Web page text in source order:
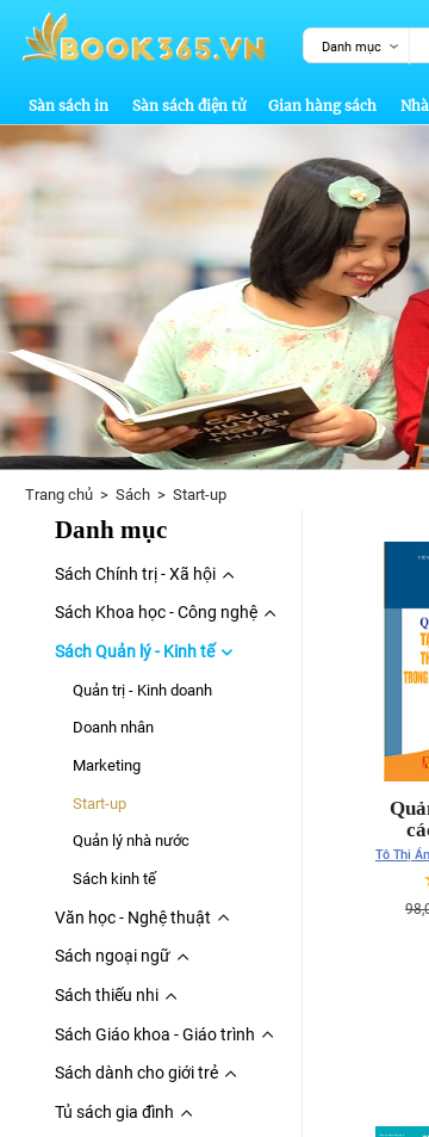
Danh mục
Sàn sách in Sàn sách điện tử Gian hàng sách
Trang chủ> Sách> Start-up
Danh mục
Sách Chính trị - Xã hội
Sách Khoa học - Công nghệ
Sách Quản lý - Kinh tế
Quản trị - Kinh doanh
Doanh nhân
Marketing
Start-up
Quản lý nhà nước
Sách kinh tế
Văn học - Nghệ thuật
Sách ngoại ngữ
Sách thiếu nhi
Sách Giáo khoa - Giáo trình
Sách dành cho giới trẻ
Tủ sách gia đình
Tô Thị